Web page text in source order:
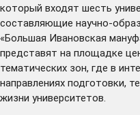
который входят шесть
составляющие научно-
«Большая Ивановская
представят на площадке
тематических зон, где в
направлениях подготовки,
жизни университетов.